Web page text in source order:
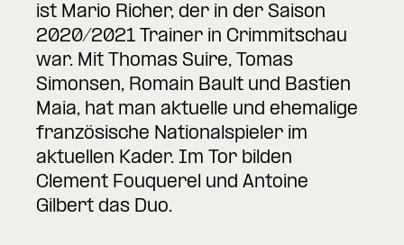
ist Mario Richer, der in der Saison
2020/2021 Trainer in Crimmitschau
war. Mit Thomas Suire, Tomas
Simonsen, Romain Bault und Bastien
Maia, hat man aktuelle und ehemalige
französische Nationalspieler im
aktuellen Kader. Im Tor bilden
Clement Fouquerel und Antoine
Gilbert das Duo.